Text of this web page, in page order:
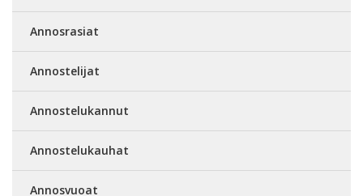
Annosrasiat
Annostelijat
Annostelukannut
Annostelukauhat
Annosvuoat